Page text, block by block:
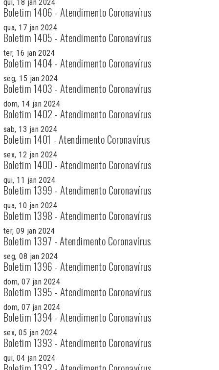
qui, 18 jan 2024
Boletim 1406 - Atendimento Coronavírus
qua, 17 jan 2024
Boletim 1405 - Atendimento Coronavírus
ter, 16 jan 2024
Boletim 1404 - Atendimento Coronavírus
seg, 15 jan 2024
Boletim 1403 - Atendimento Coronavírus
dom, 14 jan 2024
Boletim 1402 - Atendimento Coronavírus
sab, 13 jan 2024
Boletim 1401 - Atendimento Coronavírus
sex, 12 jan 2024
Boletim 1400 - Atendimento Coronavírus
qui, 11 jan 2024
Boletim 1399 - Atendimento Coronavírus
qua, 10 jan 2024
Boletim 1398 - Atendimento Coronavírus
ter, 09 jan 2024
Boletim 1397 - Atendimento Coronavírus
seg, 08 jan 2024
Boletim 1396 - Atendimento Coronavírus
dom, 07 jan 2024
Boletim 1395 - Atendimento Coronavírus
dom, 07 jan 2024
Boletim 1394 - Atendimento Coronavírus
sex, 05 jan 2024
Boletim 1393 - Atendimento Coronavírus
qui, 04 jan 2024